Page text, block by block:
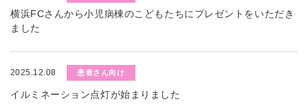
横浜FCさんから小児病棟のこどもたちにプレゼントをいただき
ました
2025.12.08 患者さん向け
イルミネーション点灯が始まりました